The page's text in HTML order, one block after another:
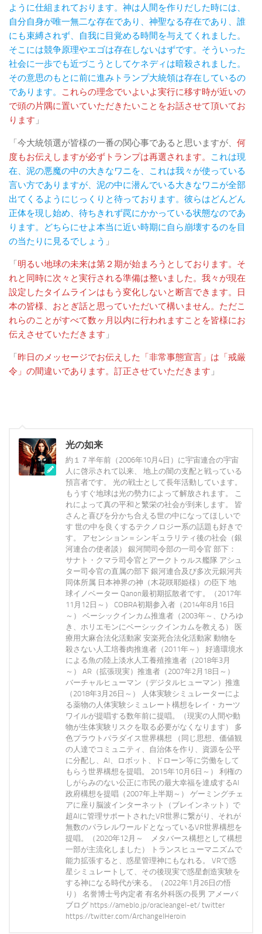
ように仕組まれております。神は人間を作りだした時には、
自分自身が唯一無二な存在であり、神聖なる存在であり、誰
にも束縛されず、自我に目覚める時間を与えてくれました。
そこには競争原理やエゴは存在しないはずです。そういった
社会に一歩でも近づこうとしてケネディは暗殺されました。
その意思のもとに前に進みトランプ大統領は存在しているの
であります。
これらの理念でいよいよ実行に移す時が近いの
で頭の片隅に置いていただきたいことをお話させて頂いてお
ります 」
「今大統領選が皆様の一番の関心事であると思いますが、 何
度もお伝えしますが必ずトランプは再選されます。
これは現
在、泥の悪魔の中の大きなワニを、これは我々が使っている
言い方でありますが、泥の中に潜んでいる大きなワニが全部
出てくるようにじっくりと待っております。彼らはどんどん
正体を現し始め、待ちきれず罠にかかっている状態なのであ
ります。どちらにせよ本当に近い時期に自ら崩壊するのを目
の当たりに見るでしょう 」
「明るい地球の未来は第２期が始まろうとしております。そ
れと同時に次々と実行される準備は整いました。我々が現在
設定したタイムラインはもう変化しないと断言できます。日
本の皆様、おとぎ話と思っていただいて構いません。ただこ
れらのことがすべて数ヶ月以内に行われますことを皆様にお
伝えさせていただきます 」
「昨日のメッセージでお伝えした「非常事態宣言」は「戒厳
令」の間違いであります。訂正させていただきます 」
光の如来
約１７半年前（2006年10月4日）に宇宙連合の宇宙
人に啓示されて以来、 地上の闇の支配と戦っている
預言者です。 光の戦士として長年活動しています。
もうすぐ地球は光の勢力によって解放されます。 こ
れによって真の平和と繁栄の社会が到来します。 皆
さんと喜びを分かち合える世の中になってほしいで
す 世の中を良くするテクノロジー系の話題も好きで
す。 アセンション＝シンギュラリティ後の社会（銀
河連合の使者談） 銀河間司令部の一司令官 部下：
サナト・クマラ司令官とアークトゥルス艦隊 アシュ
ター司令官の直属の部下 銀河連合及び多次元銀河共
同体所属 日本神界の神（木花咲耶姫様）の臣下 地
球イノベーター Qanon最初期拡散者です。（2017年
11月12日～） COBRA初期参入者（2014年8月16日
～） ベーシックインカム推進者（2003年～、ひろゆ
き、ホリエモンにベーシックインカムを教える） 医
療用大麻合法化活動家 安楽死合法化活動家 動物を
殺さない人工培養肉推進者（2011年～） 好適環境水
による魚の陸上淡水人工養殖推進者（2018年3月
～） AR（拡張現実）推進者（2007年2月18日～）
バーチャルヒューマン（デジタルヒューマン）推進
（2018年3月26日～） 人体実験シミュレーターによ
る薬物の人体実験シミュレート構想をレイ・カーツ
ワイルが提唱する数年前に提唱。（現実の人間や動
物が生体実験リスクを取る必要がなくなります） 多
色プラウトパラダイス世界構想 （同じ思想、価値観
の人達でコミュニティ、自治体を作り、資源を公平
に分配し、AI、ロボット、ドローン等に労働をして
もらう世界構想を提唱。 2015年10月6日～） 利権の
しがらみのない公正に市民の最大幸福を達成するAI
政府構想を提唱（2007年上半期～） ゲーミングチェ
アに座り脳波インターネット（ブレインネット）で
超AIに管理サポートされたVR世界に繋がり、それが
無数のパラレルワールドとなっているVR世界構想を
提唱。（2020年12月～ メタバース構想として構想
一部が主流化しました） トランスヒューマニズムで
能力拡張すると、惑星管理神にもなれる。 VRで惑
星シミュレートして、その後現実で惑星創造実験を
する神になる時代が来る。（2022年1月26日の悟
り） 名誉博士号内定者 有名外科医の長男 アメーバ
ブログ https://ameblo.jp/oracleangel-et/ twitter
https://twitter.com/ArchangelHeroin